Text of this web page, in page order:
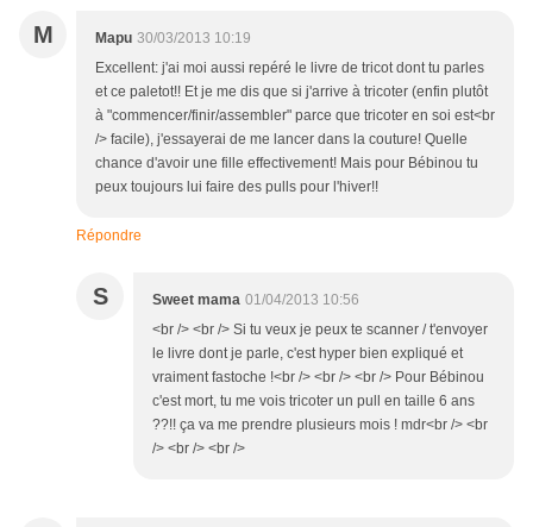
M Mapu 30/03/2013 10:19
Excellent: j'ai moi aussi repéré le livre de tricot dont tu parles
et ce paletot!! Et je me dis que si j'arrive à tricoter (enfin plutôt
à "commencer/finir/assembler" parce que tricoter en soi est<br
/> facile), j'essayerai de me lancer dans la couture! Quelle
chance d'avoir une fille effectivement! Mais pour Bébinou tu
peux toujours lui faire des pulls pour l'hiver!!
Répondre
S Sweet mama 01/04/2013 10:56
<br /> <br /> Si tu veux je peux te scanner / t'envoyer
le livre dont je parle, c'est hyper bien expliqué et
vraiment fastoche !<br /> <br /> <br /> Pour Bébinou
c'est mort, tu me vois tricoter un pull en taille 6 ans
??!! ça va me prendre plusieurs mois ! mdr<br /> <br
/> <br /> <br />